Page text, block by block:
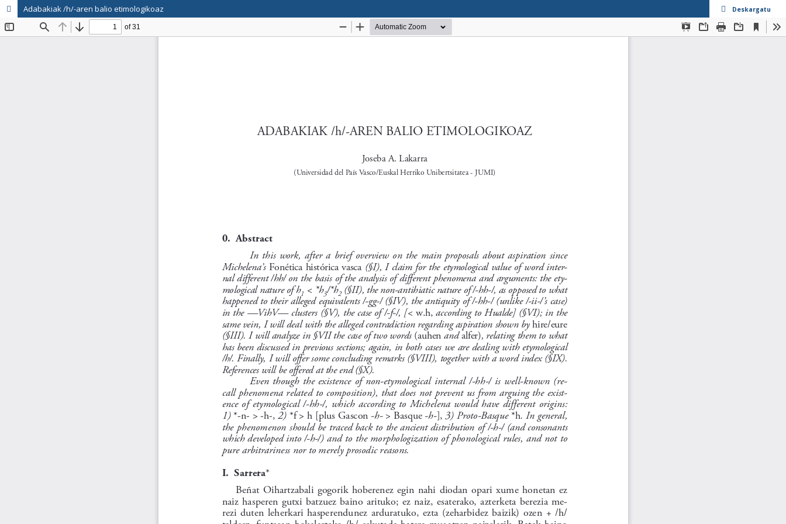
Adabakiak /h/-aren balio etimologikoaz Deskargatu